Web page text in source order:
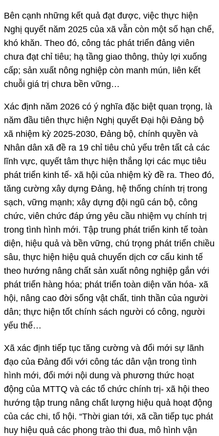
Bên cạnh những kết quả đạt được, việc thực hiện
Nghị quyết năm 2025 của xã vẫn còn một số hạn chế,
khó khăn. Theo đó, công tác phát triển đảng viên
chưa đạt chỉ tiêu; hạ tầng giao thông, thủy lợi xuống
cấp; sản xuất nông nghiệp còn manh mún, liên kết
chuỗi giá trị chưa bền vững…
Xác định năm 2026 có ý nghĩa đặc biệt quan trọng, là
năm đầu tiên thực hiện Nghị quyết Đại hội Đảng bộ
xã nhiệm kỳ 2025-2030, Đảng bộ, chính quyền và
Nhân dân xã đề ra 19 chỉ tiêu chủ yếu trên tất cả các
lĩnh vực, quyết tâm thực hiện thắng lợi các mục tiêu
phát triển kinh tế- xã hội của nhiệm kỳ đề ra. Theo đó,
tăng cường xây dựng Đảng, hệ thống chính trị trong
sạch, vững mạnh; xây dựng đội ngũ cán bộ, công
chức, viên chức đáp ứng yêu cầu nhiệm vụ chính trị
trong tình hình mới. Tập trung phát triển kinh tế toàn
diện, hiệu quả và bền vững, chú trọng phát triển chiều
sâu, thực hiện hiệu quả chuyển dịch cơ cấu kinh tế
theo hướng nâng chất sản xuất nông nghiệp gắn với
phát triển hàng hóa; phát triển toàn diện văn hóa- xã
hội, nâng cao đời sống vật chất, tinh thần của người
dân; thực hiện tốt chính sách người có công, người
yếu thế…
Xã xác định tiếp tục tăng cường và đổi mới sự lãnh
đạo của Đảng đối với công tác dân vận trong tình
hình mới, đổi mới nội dung và phương thức hoạt
động của MTTQ và các tổ chức chính trị- xã hội theo
hướng tập trung nâng chất lượng hiệu quả hoạt động
của các chi, tổ hội. “Thời gian tới, xã cần tiếp tục phát
huy hiệu quả các phong trào thi đua, mô hình vận